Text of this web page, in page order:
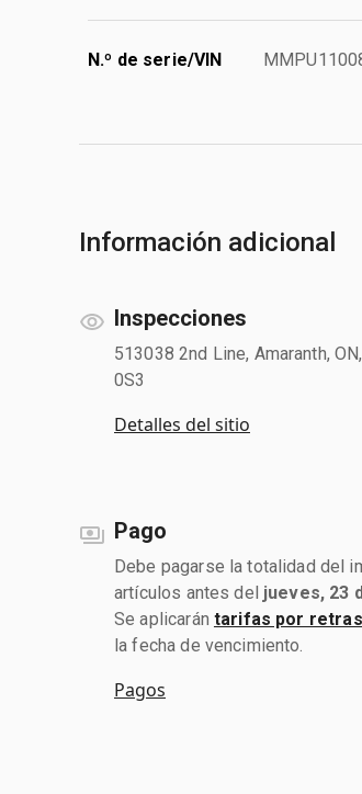
N.º de serie/VIN
Información adicional
Inspecciones
513038 2nd Line, Amaranth,
0S3
Detalles del sitio
Pago
Debe pagarse la totalidad del
artículos antes del jueves, 23
Se aplicarán tarifas por
la fecha de vencimiento.
Pagos